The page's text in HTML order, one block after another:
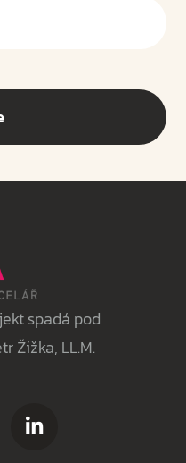
spadá pod
Žižka, LL.M.